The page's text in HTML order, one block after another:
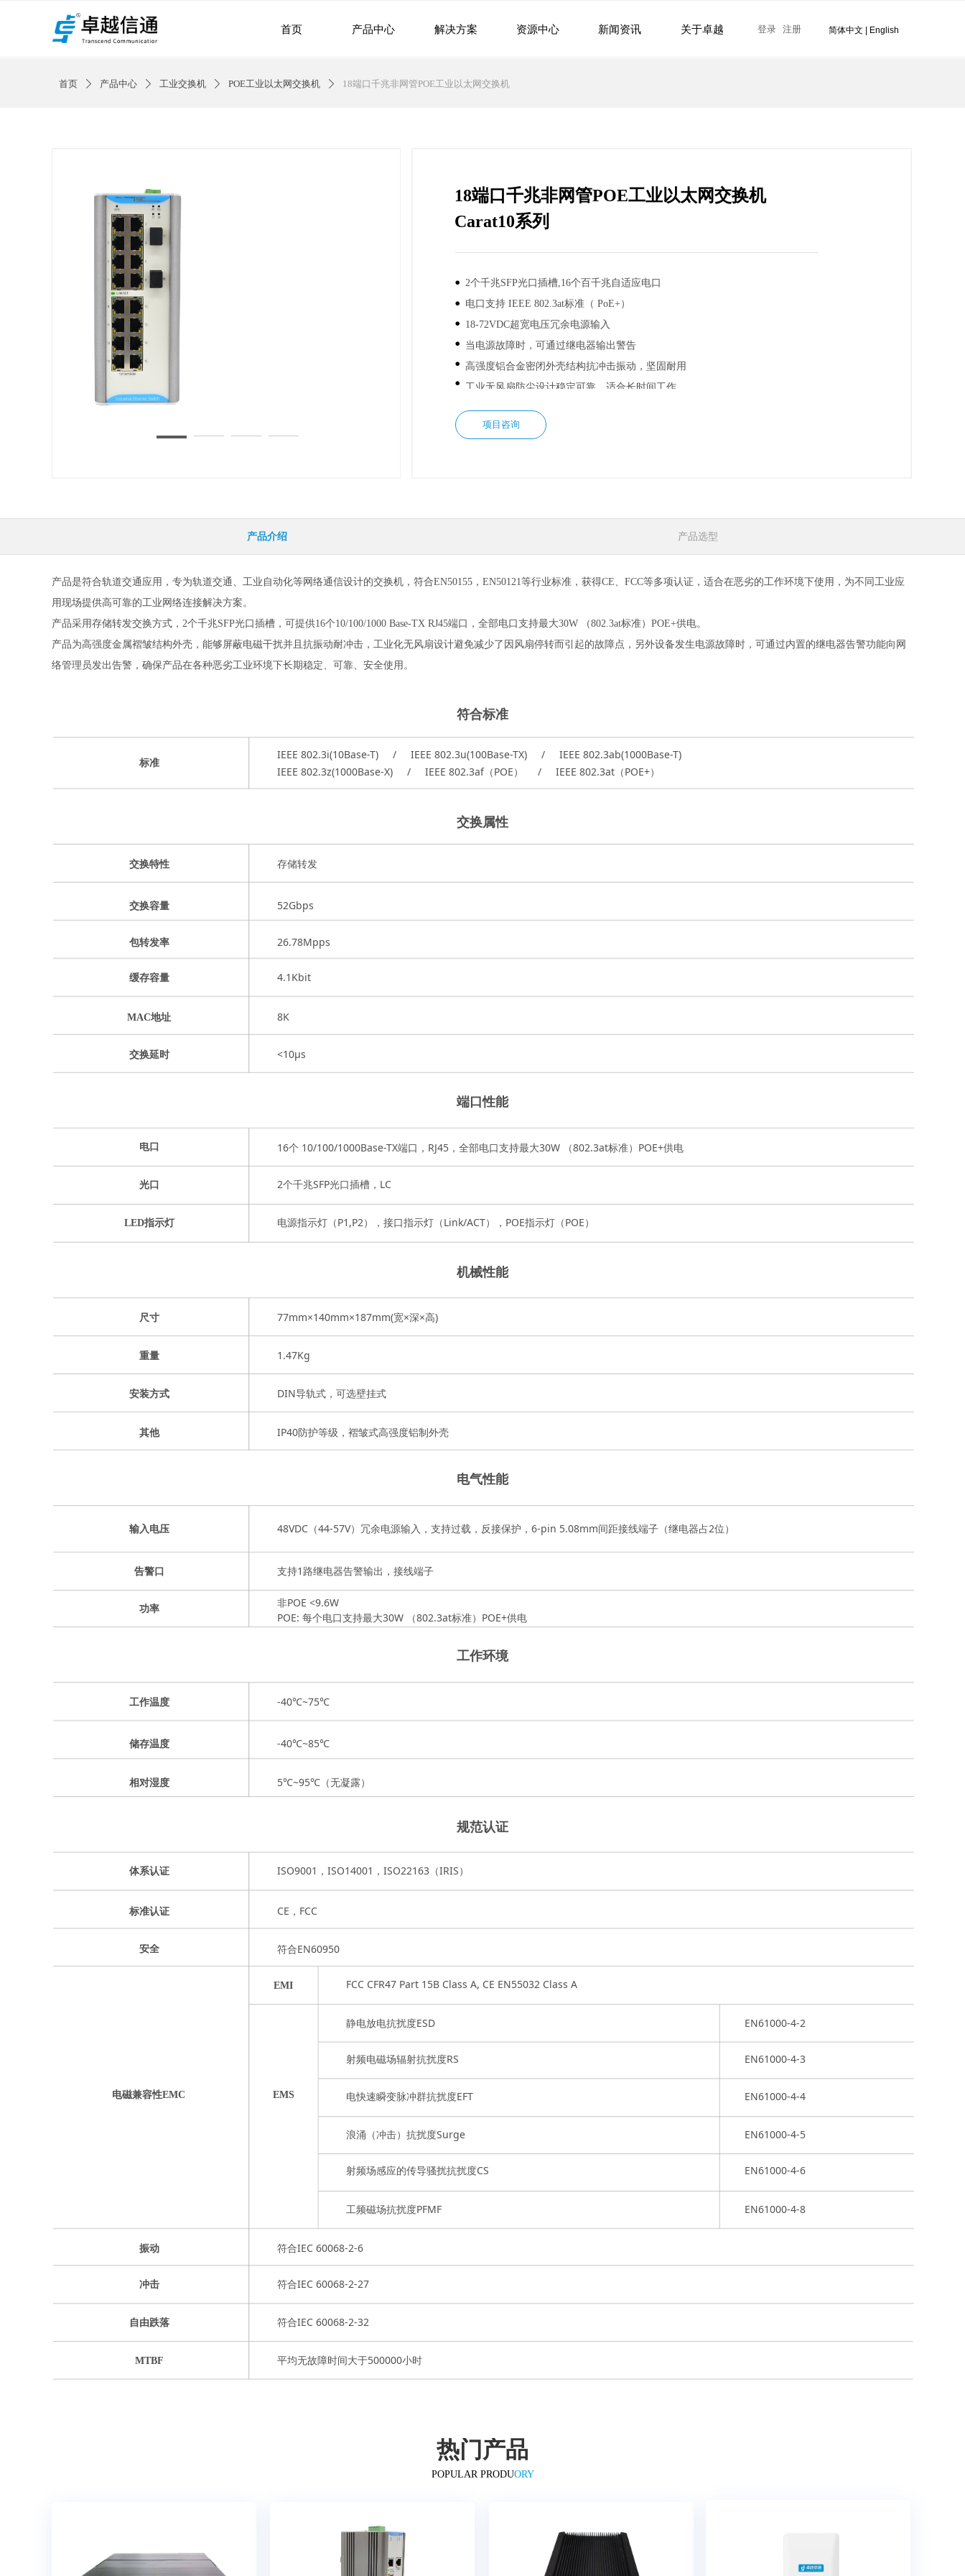
首页 产品中心 解决方案 资源中心 新闻资讯 关于卓越 登录 注册 简体中文 English
18端口千兆非网管POE工业以太网交换机
Carat10系列
2个千兆SFP光口插槽,16个百千兆自适应电口
电口支持 IEEE 802.3at标准（ PoE+）
18-72VDC超宽电压冗余电源输入
当电源故障时，可通过继电器输出警告
高强度铝合金密闭外壳结构抗冲击振动，坚固耐用
工业无风扇防尘设计稳定可靠，适合长时间工作
넸
넸
넸
넸
넸
项目咨询
넸
产品介绍 产品选型
产品是符合轨道交通应用，专为轨道交通、工业自动化等网络通信设计的交换机，符合EN50155，EN50121等行业标准，获得CE、FCC等多项认证，适合在恶劣的工作环境下使用，为不同工业应
用现场提供高可靠的工业网络连接解决方案。
产品采用存储转发交换方式，2个千兆SFP光口插槽，可提供16个10/100/1000 Base-TX RJ45端口，全部电口支持最大30W （802.3at标准）POE+供电。
产品为高强度金属褶皱结构外壳，能够屏蔽电磁干扰并且抗振动耐冲击，工业化无风扇设计避免减少了因风扇停转而引起的故障点，另外设备发生电源故障时，可通过内置的继电器告警功能向网
络管理员发出告警，确保产品在各种恶劣工业环境下长期稳定、可靠、安全使用。
符合标准
标准
IEEE 802.3i(10Base-T) / IEEE 802.3u(100Base-TX) / IEEE 802.3ab(1000Base-T)
IEEE 802.3z(1000Base-X) / IEEE 802.3af（POE） / IEEE 802.3at（POE+）
交换属性
交换特性 存储转发
交换容量 52Gbps
包转发率 26.78Mpps
缓存容量 4.1Kbit
MAC地址 8K
交换延时 <10μs
端口性能
电口 16个 10/100/1000Base-TX端口，RJ45，全部电口支持最大30W （802.3at标准）POE+供电
光口 2个千兆SFP光口插槽，LC
LED指示灯 电源指示灯（P1,P2），接口指示灯（Link/ACT），POE指示灯（POE）
机械性能
尺寸 77mm×140mm×187mm(宽×深×高)
重量 1.47Kg
安装方式 DIN导轨式，可选壁挂式
其他 IP40防护等级，褶皱式高强度铝制外壳
输入电压 48VDC（44-57V）冗余电源输入，支持过载，反接保护，6-pin 5.08mm间距接线端子（继电器占2位）
告警口 支持1路继电器告警输出，接线端子
功率
非POE <9.6W
POE: 每个电口支持最大30W （802.3at标准）POE+供电
工作温度 -40℃~75℃
储存温度 -40℃~85℃
相对湿度 5℃~95℃（无凝露）
电气性能
工作环境
规范认证
体系认证 ISO9001，ISO14001，ISO22163（IRIS）
标准认证 CE，FCC
安全 符合EN60950
电磁兼容性EMC
FCC CFR47 Part 15B Class A, CE EN55032 Class A
EMS
EMI
静电放电抗扰度ESD
射频电磁场辐射抗扰度RS
工频磁场抗扰度PFMF
电快速瞬变脉冲群抗扰度EFT
浪涌（冲击）抗扰度Surge
射频场感应的传导骚扰抗扰度CS
EN61000-4-2
EN61000-4-5
EN61000-4-4
EN61000-4-3
EN61000-4-8
EN61000-4-6
振动 符合IEC 60068-2-6
冲击 符合IEC 60068-2-27
自由跌落 符合IEC 60068-2-32
MTBF 平均无故障时间大于500000小时
热门产品
POPULAR PRODUORY
首页 ꄲ 产品中心 ꄲ 工业交换机 ꄲ POE工业以太网交换机 ꄲ 18端口千兆非网管POE工业以太网交换机